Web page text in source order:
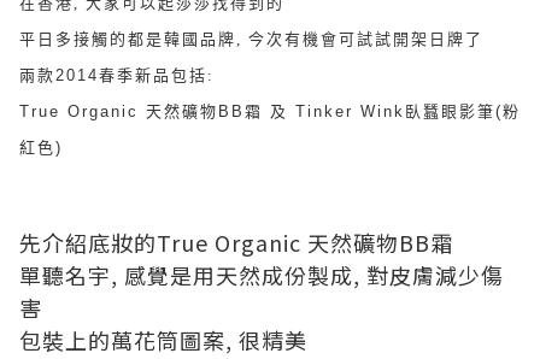
平日多接觸的都是韓國品牌, 今次有機會可試試開架日牌了
兩款2014春季新品包括:
True Organic 天然礦物BB霜 及 Tinker Wink臥蠶眼影筆(粉
紅色)
先介紹底妝的True Organic 天然礦物BB霜
單聽名宇, 感覺是用天然成份製成, 對皮膚減少傷
害
包裝上的萬花筒圖案, 很精美